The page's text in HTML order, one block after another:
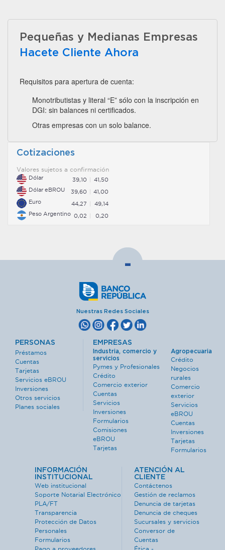
Pequeñas y Medianas Empresas
Hacete Cliente Ahora
Requisitos para apertura de cuenta:
Monotributistas y literal “E” sólo con la inscripción en
DGI: sin balances ni certificados.
Otras empresas con un solo balance.
Cotizaciones
Valores sujetos a confirmación
Dólar 39,10
41,50
Dólar eBROU
39,60
41,00
Euro
44,27
49,14
Peso Argentino 0,02 0,20
-
Nuestras Redes Sociales
PERSONAS
Préstamos
Cuentas
Tarjetas
Servicios eBROU
Inversiones
Otros servicios
Planes sociales
EMPRESAS
Industria, comercio y
servicios
Pymes y Profesionales
Crédito
Comercio exterior
Cuentas
Servicios
Inversiones
Formularios
Comisiones
eBROU
Tarjetas
Agropecuaria
Crédito
Negocios
rurales
Comercio
exterior
Servicios
eBROU
Cuentas
Inversiones
Tarjetas
Formularios
INFORMACIÓN
INSTITUCIONAL
Web institucional
Soporte Notarial Electrónico
PLA/FT
Transparencia
Protección de Datos
Personales
Formularios
Pago a proveedores
ATENCIÓN AL
CLIENTE
Contáctenos
Gestión de reclamos
Denuncia de tarjetas
Denuncia de cheques
Sucursales y servicios
Conversor de
Cuentas
Ética -